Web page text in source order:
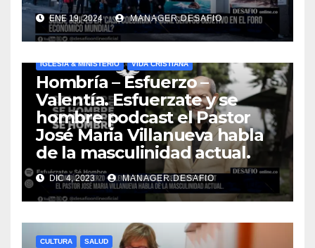
ENE 19, 2024 MANAGER.DESAFIO
IGLESIA & MINISTERIO VIDA CRISTIANA
Hombría – Esfuerzo –
Valentía. Esfuerzate y se
hombre podcast el Pastor
José Maria Villanueva habla
de la masculinidad actual.
DIC 4, 2023 MANAGER.DESAFIO
CULTURA SALUD